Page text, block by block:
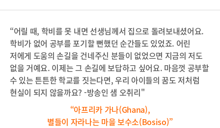
“어릴 때, 학비를 못 내면 선생님께서 집으로 돌려보내셨어요.
학비가 없어 공부를 포기할 뻔했던 순간들도 있었죠. 어린
저에게 도움의 손길을 건네주신 분들이 없었으면 지금의 저도
없을 거예요. 이제는 그 손길에 보답하고 싶어요. 마음껏 공부할
수 있는 튼튼한 학교를 짓는다면, 우리 아이들의 꿈도 저처럼
현실이 되지 않을까요? -방송인 샘 오취리"
“아프리카 가나(Ghana),
별들이 자라나는 마을 보수소(Bosiso)”